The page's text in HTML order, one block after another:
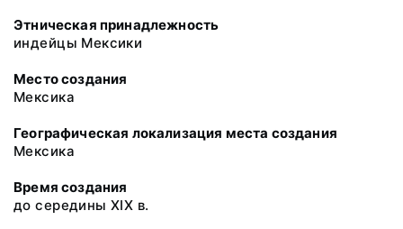
Этническая принадлежность
индейцы Мексики
Место создания
Мексика
Географическая локализация места создания
Мексика
Время создания
до середины XIX в.